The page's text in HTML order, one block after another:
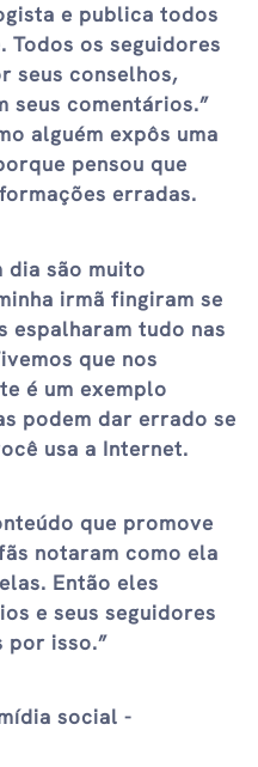
e publica todos
os seguidores
seus conselhos,
seus comentários.”
alguém expôs uma
pensou que
erradas.
dia são muito
irmã fingiram se
espalharam tudo nas
que nos
é um exemplo
podem dar errado se
usa a Internet.
que promove
notaram como ela
Então eles
e seus seguidores
por isso.”
social -